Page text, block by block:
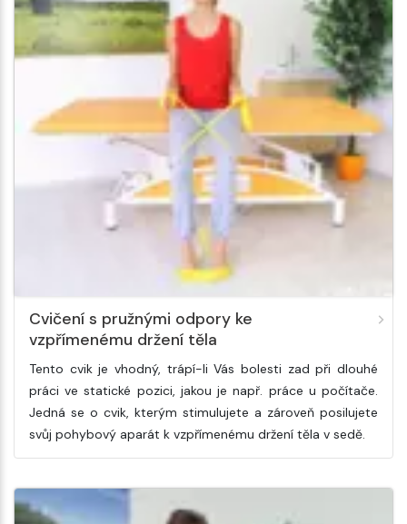
Cvičení s pružnými odpory ke
vzpřímenému držení těla
Tento cvik je vhodný, trápí-li Vás bolesti zad při dlouhé
práci ve statické pozici, jakou je např. práce u počítače.
Jedná se o cvik, kterým stimulujete a zároveň posilujete
svůj pohybový aparát k vzpřímenému držení těla v sedě.